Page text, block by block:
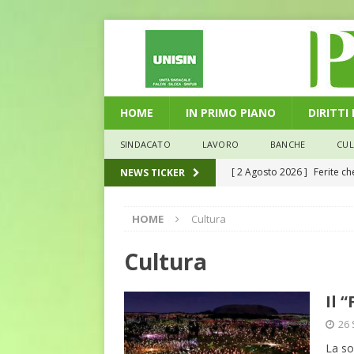
HOME IN PRIMO PIANO DIRITTI
SINDACATO LAVORO BANCHE
NEWS TICKER [ 2 Agosto 2026 ] Ferite
debiti sono più leggeri
[ 26 Luglio 2026 ]
Il
HOME Cultura
Cultura
Il
26
La